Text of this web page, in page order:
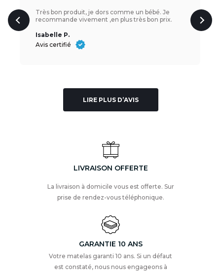
Très bon produit, je dors comme un bébé. Je
recommande vivement ,en plus très bon prix.
Isabelle P.
Avis certifié
LIRE PLUS D’AVIS
LIVRAISON OFFERTE
La livraison à domicile vous est offerte. Sur
prise de rendez-vous téléphonique.
GARANTIE 10 ANS
Votre matelas garanti 10 ans. Si un défaut
est constaté, nous nous engageons à